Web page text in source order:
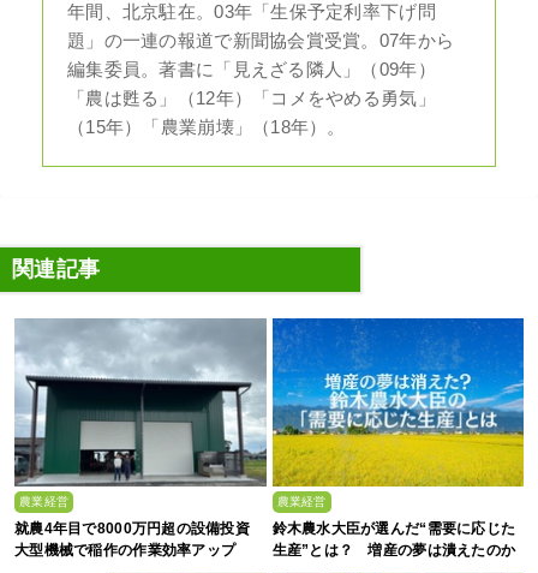
年間、北京駐在。03年「生保予定利率下げ問
題」の一連の報道で新聞協会賞受賞。07年から
編集委員。著書に「見えざる隣人」（09年）
「農は甦る」（12年）「コメをやめる勇気」
（15年）「農業崩壊」（18年）。
関連記事
農業経営
就農4年目で8000万円超の設備投資
大型機械で稲作の作業効率アップ
農業経営
鈴木農水大臣が選んだ“需要に応じた
生産”とは？ 増産の夢は潰えたのか